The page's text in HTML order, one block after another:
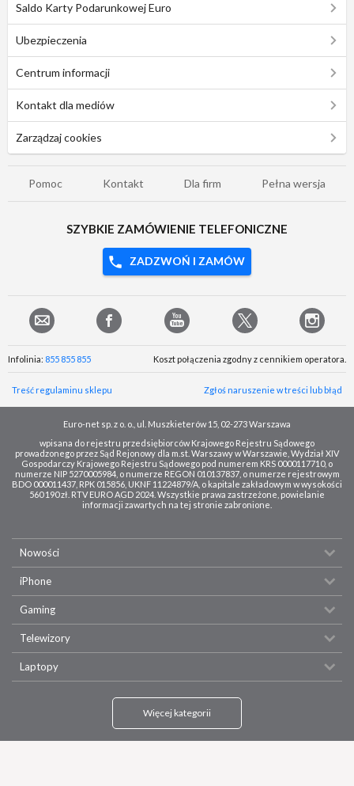
Saldo Karty Podarunkowej Euro
Ubezpieczenia
Centrum informacji
Kontakt dla mediów
Zarządzaj cookies
Pomoc Kontakt Dla firm Pełna wersja
SZYBKIE ZAMÓWIENIE TELEFONICZNE
ZADZWOŃ I ZAMÓW
Infolinia: 855 855 855 Koszt połączenia zgodny z cennikiem operatora.
Treść regulaminu sklepu Zgłoś naruszenie w treści lub błąd
Euro-net sp. z o. o., ul. Muszkieterów 15, 02-273 Warszawa
wpisana do rejestru przedsiębiorców Krajowego Rejestru Sądowego
prowadzonego przez Sąd Rejonowy dla m.st. Warszawy w Warszawie, Wydział XIV
Gospodarczy Krajowego Rejestru Sądowego pod numerem KRS 0000117710, o
numerze NIP 5270005984, o numerze REGON 010137837, o numerze rejestrowym
BDO 000011437, RPK 015856, UKNF 11224879/A, o kapitale zakładowym w wysokości
560 190 zł. RTV EURO AGD 2024. Wszystkie prawa zastrzeżone, powielanie
informacji zawartych na tej stronie zabronione.
Nowości
iPhone
Gaming
Telewizory
Laptopy
Więcej kategorii